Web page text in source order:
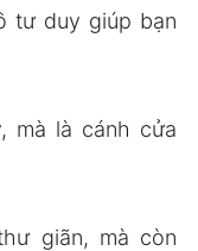
tư duy giúp bạn
mà là cánh cửa
giãn, mà còn